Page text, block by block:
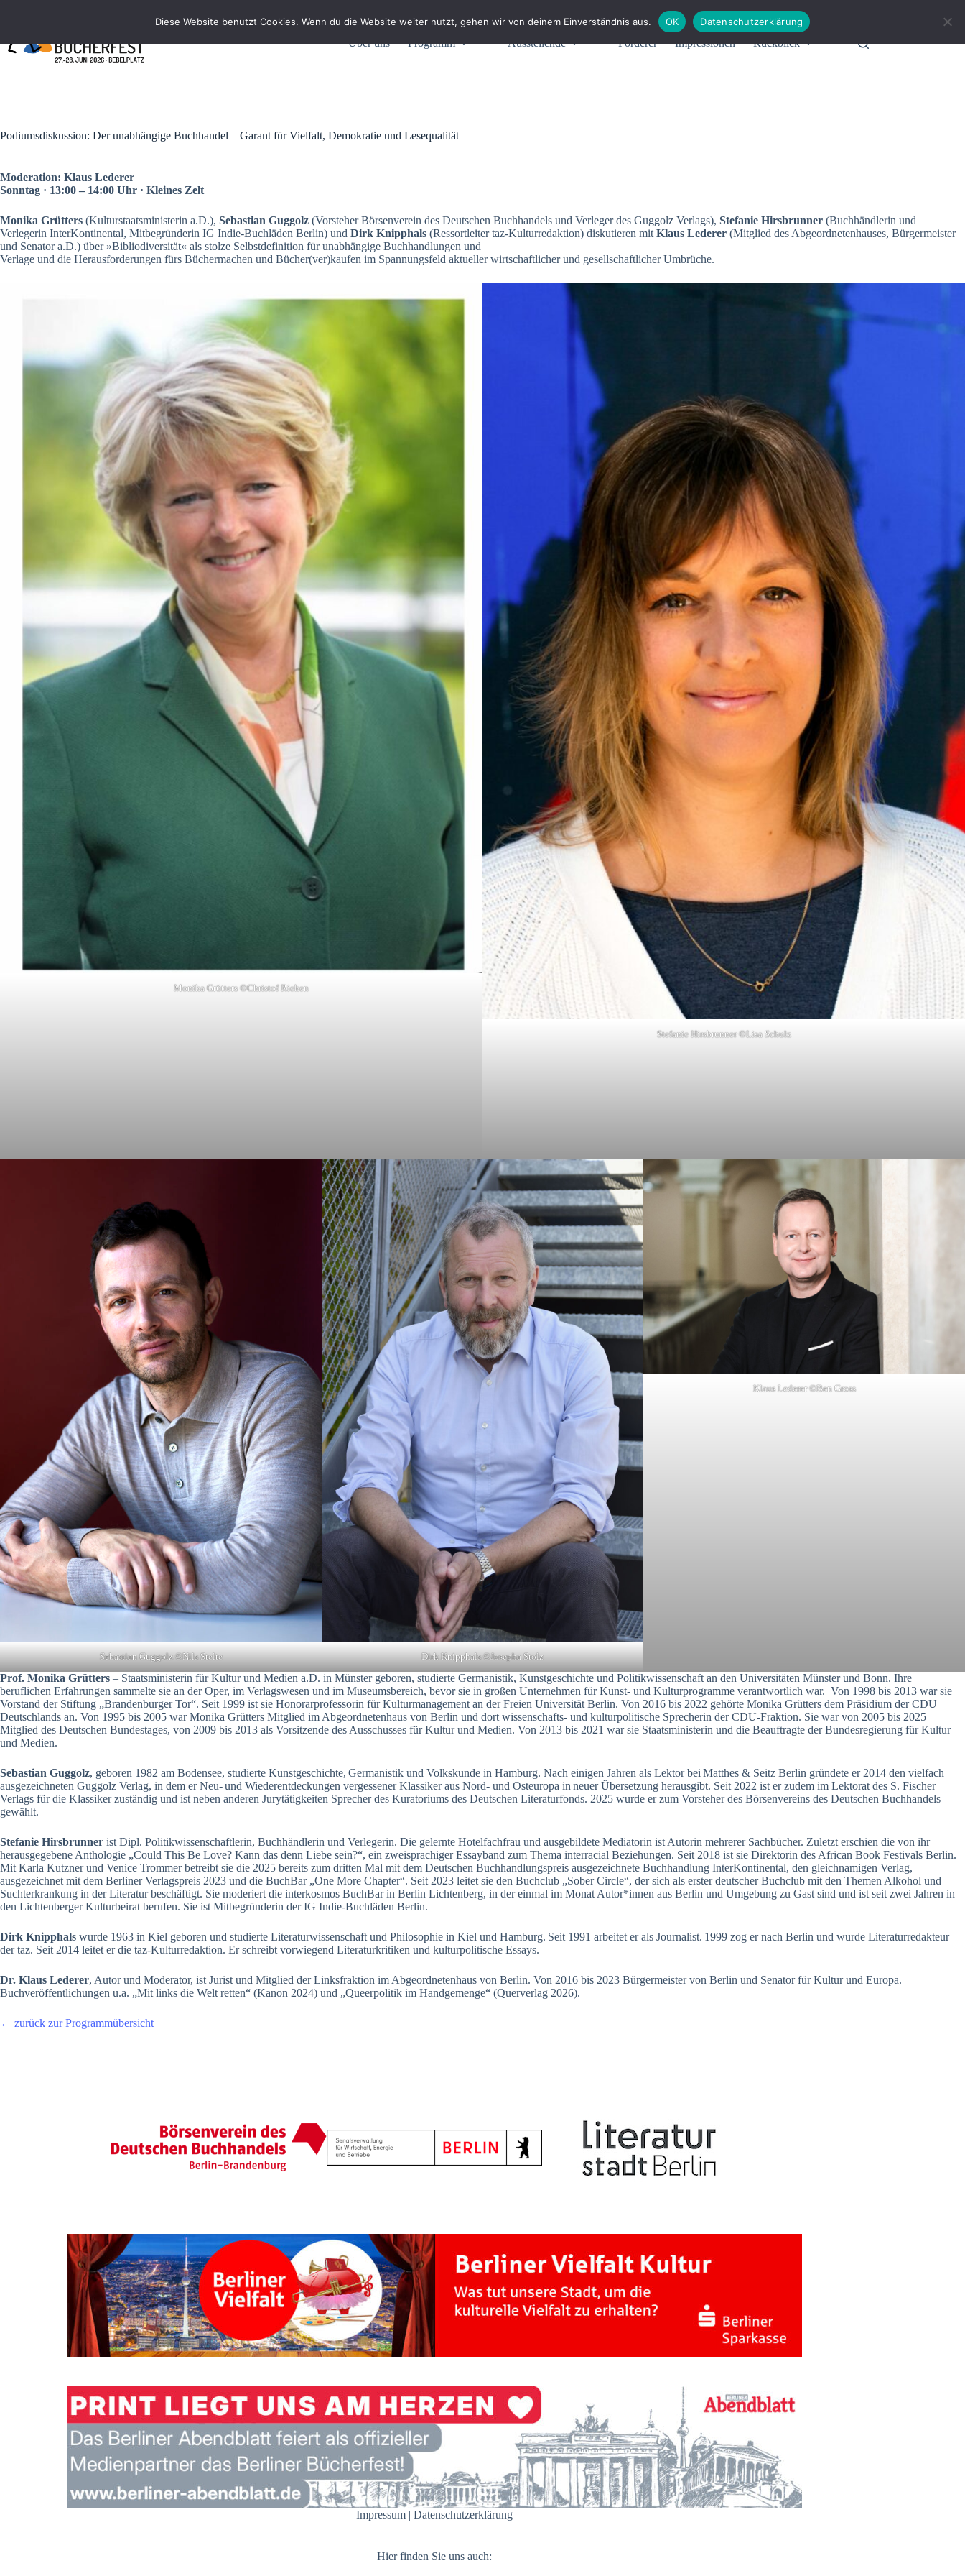
Über uns
Programm Ausstellende Förderer Impressionen Rückblick
Podiumsdiskussion: Der unabhängige Buchhandel – Garant für Vielfalt, Demokratie und Lesequalität
Moderation: Klaus Lederer
Sonntag · 13:00 – 14:00 Uhr · Kleines Zelt
Monika Grütters (Kulturstaatsministerin a.D.), Sebastian Guggolz (Vorsteher Börsenverein des Deutschen Buchhandels und Verleger des Guggolz Verlags), Stefanie Hirsbrunner (Buchhändlerin und
Verlegerin InterKontinental, Mitbegründerin IG Indie-Buchläden Berlin) und Dirk Knipphals (Ressortleiter taz-Kulturredaktion) diskutieren mit Klaus Lederer (Mitglied des Abgeordnetenhauses, Bürgermeister
und Senator a.D.) über »Bibliodiversität« als stolze Selbstdefinition für unabhängige Buchhandlungen und
Verlage und die Herausforderungen fürs Büchermachen und Bücher(ver)kaufen im Spannungsfeld aktueller wirtschaftlicher und gesellschaftlicher Umbrüche.
Monika Grütters ©Christof Rieken
Stefanie Hirsbrunner ©Lisa Schulz
Sebastian Guggolz ©Nils Stelte Dirk Knipphals ©Josepha Stolz
Klaus Lederer ©Ben Gross
Prof. Monika Grütters – Staatsministerin für Kultur und Medien a.D. in Münster geboren, studierte Germanistik, Kunstgeschichte und Politikwissenschaft an den Universitäten Münster und Bonn. Ihre
beruflichen Erfahrungen sammelte sie an der Oper, im Verlagswesen und im Museumsbereich, bevor sie in großen Unternehmen für Kunst- und Kulturprogramme verantwortlich war. Von 1998 bis 2013 war sie
Vorstand der Stiftung „Brandenburger Tor“. Seit 1999 ist sie Honorarprofessorin für Kulturmanagement an der Freien Universität Berlin. Von 2016 bis 2022 gehörte Monika Grütters dem Präsidium der CDU
Deutschlands an. Von 1995 bis 2005 war Monika Grütters Mitglied im Abgeordnetenhaus von Berlin und dort wissenschafts- und kulturpolitische Sprecherin der CDU-Fraktion. Sie war von 2005 bis 2025
Mitglied des Deutschen Bundestages, von 2009 bis 2013 als Vorsitzende des Ausschusses für Kultur und Medien. Von 2013 bis 2021 war sie Staatsministerin und die Beauftragte der Bundesregierung für Kultur
und Medien.
Sebastian Guggolz, geboren 1982 am Bodensee, studierte Kunstgeschichte, Germanistik und Volkskunde in Hamburg. Nach einigen Jahren als Lektor bei Matthes & Seitz Berlin gründete er 2014 den vielfach
ausgezeichneten Guggolz Verlag, in dem er Neu- und Wiederentdeckungen vergessener Klassiker aus Nord- und Osteuropa in neuer Übersetzung herausgibt. Seit 2022 ist er zudem im Lektorat des S. Fischer
Verlags für die Klassiker zuständig und ist neben anderen Jurytätigkeiten Sprecher des Kuratoriums des Deutschen Literaturfonds. 2025 wurde er zum Vorsteher des Börsenvereins des Deutschen Buchhandels
gewählt.
Stefanie Hirsbrunner ist Dipl. Politikwissenschaftlerin, Buchhändlerin und Verlegerin. Die gelernte Hotelfachfrau und ausgebildete Mediatorin ist Autorin mehrerer Sachbücher. Zuletzt erschien die von ihr
herausgegebene Anthologie „Could This Be Love? Kann das denn Liebe sein?“, ein zweisprachiger Essayband zum Thema interracial Beziehungen. Seit 2018 ist sie Direktorin des African Book Festivals Berlin.
Mit Karla Kutzner und Venice Trommer betreibt sie die 2025 bereits zum dritten Mal mit dem Deutschen Buchhandlungspreis ausgezeichnete Buchhandlung InterKontinental, den gleichnamigen Verlag,
ausgezeichnet mit dem Berliner Verlagspreis 2023 und die BuchBar „One More Chapter“. Seit 2023 leitet sie den Buchclub „Sober Circle“, der sich als erster deutscher Buchclub mit den Themen Alkohol und
Suchterkrankung in der Literatur beschäftigt. Sie moderiert die interkosmos BuchBar in Berlin Lichtenberg, in der einmal im Monat Autor*innen aus Berlin und Umgebung zu Gast sind und ist seit zwei Jahren in
den Lichtenberger Kulturbeirat berufen. Sie ist Mitbegründerin der IG Indie-Buchläden Berlin.
Dirk Knipphals wurde 1963 in Kiel geboren und studierte Literaturwissenschaft und Philosophie in Kiel und Hamburg. Seit 1991 arbeitet er als Journalist. 1999 zog er nach Berlin und wurde Literaturredakteur
der taz. Seit 2014 leitet er die taz-Kulturredaktion. Er schreibt vorwiegend Literaturkritiken und kulturpolitische Essays.
Dr. Klaus Lederer, Autor und Moderator, ist Jurist und Mitglied der Linksfraktion im Abgeordnetenhaus von Berlin. Von 2016 bis 2023 Bürgermeister von Berlin und Senator für Kultur und Europa.
Buchveröffentlichungen u.a. „Mit links die Welt retten“ (Kanon 2024) und „Queerpolitik im Handgemenge“ (Querverlag 2026).
← zurück zur Programmübersicht
Impressum| Datenschutzerklärung
Hier finden Sie uns auch:
Diese Website benutzt Cookies. Wenn du die Website weiter nutzt, gehen wir von deinem Einverständnis aus. OK Datenschutzerklärung